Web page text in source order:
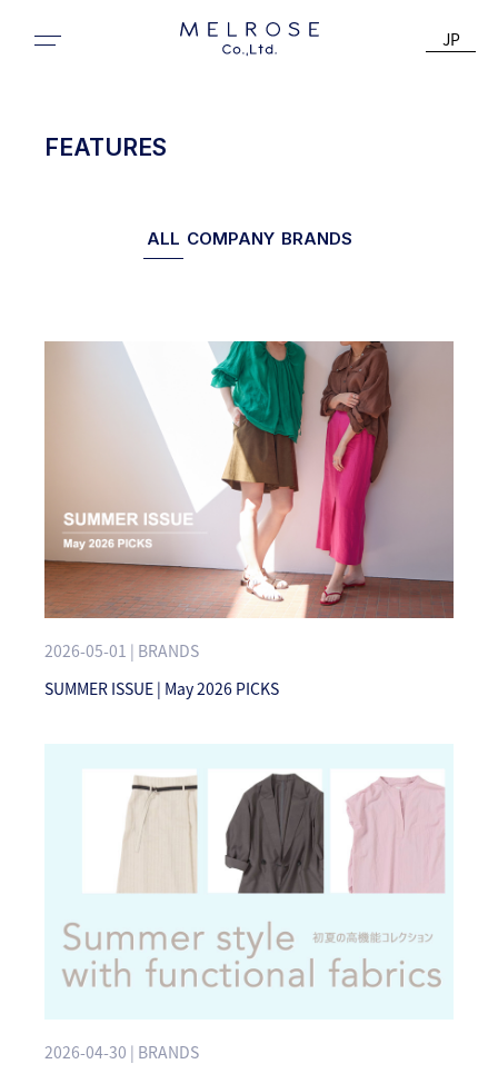
JP
FEATURES
ALL COMPANY BRANDS
2026-05-01 | BRANDS
SUMMER ISSUE | May 2026 PICKS
2026-04-30 | BRANDS